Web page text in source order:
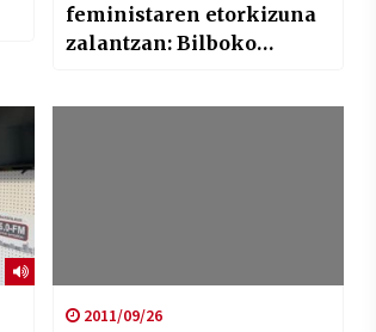
feministaren etorkizuna
zalantzan: Bilboko
eta finantzaketaren
2011/09/26